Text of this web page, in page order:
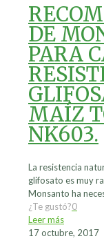
DE
PARA
MAÍZ
NK603.
La resistencia
glifosato es muy
Monsanto ha
¿Te gustó?0
Leer más
17 octubre, 2017